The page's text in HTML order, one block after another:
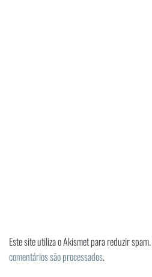
Este site utiliza o Akismet para reduzir spam.
comentários são processados.